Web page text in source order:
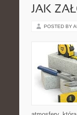
JAK
POSTED BY